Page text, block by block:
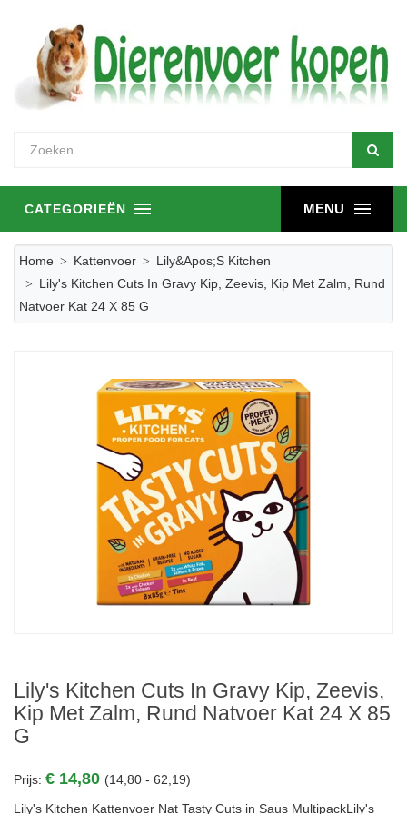
MENU
CATEGORIEËN
Home Kattenvoer
Lily&apos;s Kitchen
Lily's Kitchen Cuts In Gravy Kip, Zeevis, Kip Met Zalm, Rund
Natvoer Kat 24 X 85 G
Lily's Kitchen Cuts In Gravy Kip, Zeevis,
Kip Met Zalm, Rund Natvoer Kat 24 X 85
G
Prijs: € 14,80 (14,80 - 62,19)
Lily's Kitchen Kattenvoer Nat Tasty Cuts in Saus MultipackLily's